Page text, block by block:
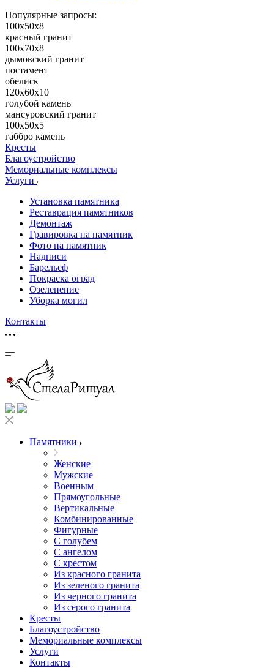
Популярные запросы:
100х50х8
красный гранит
100х70х8
дымовский гранит
постамент
обелиск
120х60х10
голубой камень
мансуровский гранит
100х50х5
габбро камень
Кресты
Благоустройство
Мемориальные комплексы
Услуги
Установка памятника
Реставрация памятников
Демонтаж
Гравировка на памятник
Фото на памятник
Надписи
Барельеф
Покраска оград
Озеленение
Уборка могил
Контакты
Памятники
Женские
Мужские
Военным
Прямоугольные
Вертикальные
Комбинированные
Фигурные
С голубем
С ангелом
С крестом
Из красного гранита
Из зеленого гранита
Из черного гранита
Из серого гранита
Кресты
Благоустройство
Мемориальные комплексы
Услуги
Контакты